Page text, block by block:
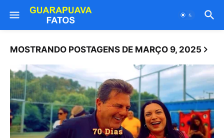
MOSTRANDO POSTAGENS DE MARÇO 9, 2025